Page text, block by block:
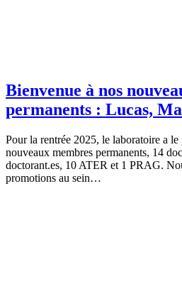
Bienvenue à nos
permanents : Lucas,
Pour la rentrée 2025, le laboratoire a
nouveaux membres permanents, 14
doctorant.es, 10 ATER et 1 PRAG.
promotions au sein…